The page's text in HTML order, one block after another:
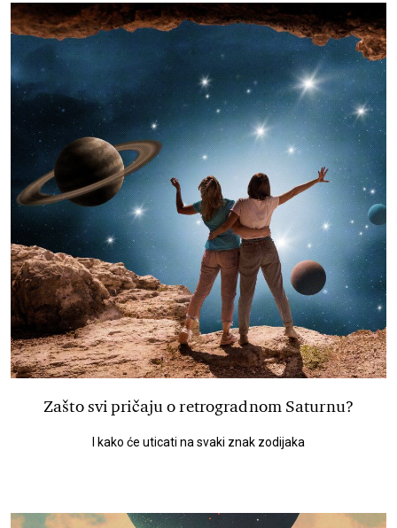
Zašto svi pričaju o retrogradnom Saturnu?
I kako će uticati na svaki znak zodijaka